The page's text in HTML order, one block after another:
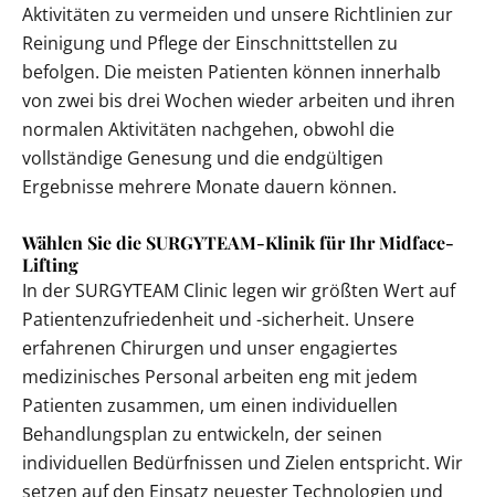
Aktivitäten zu vermeiden und unsere Richtlinien zur
Reinigung und Pflege der Einschnittstellen zu
befolgen. Die meisten Patienten können innerhalb
von zwei bis drei Wochen wieder arbeiten und ihren
normalen Aktivitäten nachgehen, obwohl die
vollständige Genesung und die endgültigen
Ergebnisse mehrere Monate dauern können.
Wählen Sie die SURGYTEAM-Klinik für Ihr Midface-
Lifting
In der SURGYTEAM Clinic legen wir größten Wert auf
Patientenzufriedenheit und -sicherheit. Unsere
erfahrenen Chirurgen und unser engagiertes
medizinisches Personal arbeiten eng mit jedem
Patienten zusammen, um einen individuellen
Behandlungsplan zu entwickeln, der seinen
individuellen Bedürfnissen und Zielen entspricht. Wir
setzen auf den Einsatz neuester Technologien und